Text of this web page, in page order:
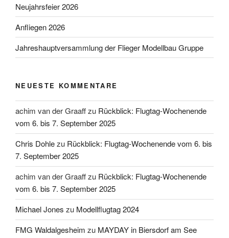
Neujahrsfeier 2026
Anfliegen 2026
Jahreshauptversammlung der Flieger Modellbau Gruppe
NEUESTE KOMMENTARE
achim van der Graaffzu Rückblick: Flugtag-Wochenende
vom 6. bis 7. September 2025
Chris Dohlezu Rückblick: Flugtag-Wochenende vom 6. bis
7. September 2025
achim van der Graaffzu Rückblick: Flugtag-Wochenende
vom 6. bis 7. September 2025
Michael Jones zu Modellflugtag 2024
FMG Waldalgesheim zu MAYDAY in Biersdorf am See